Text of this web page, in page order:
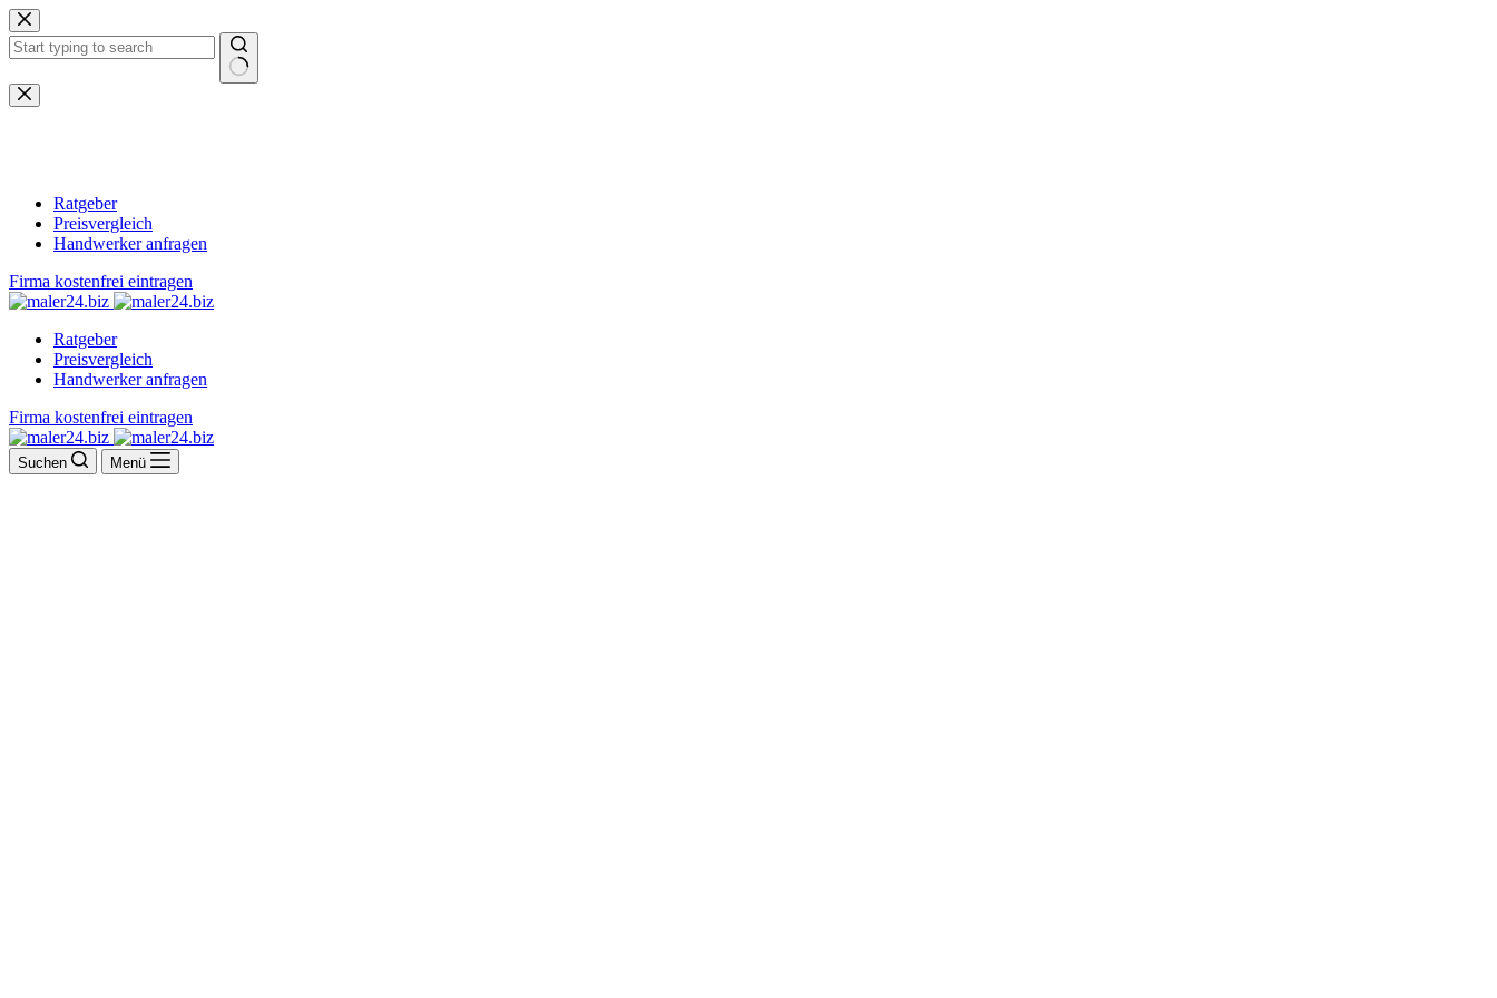
Zum
Inhalt
springen
Keine
Ergebnisse
Ratgeber
Preisvergleich
Handwerker anfragen
Firma kostenfrei eintragen
Ratgeber
Preisvergleich
Handwerker anfragen
Firma kostenfrei eintragen
Suchen Menü